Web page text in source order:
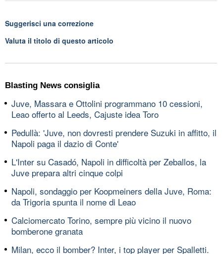
Suggerisci una correzione
Valuta il titolo di questo articolo
Blasting News consiglia
Juve, Massara e Ottolini programmano 10 cessioni,
Leao offerto al Leeds, Cajuste idea Toro
Pedullà: 'Juve, non dovresti prendere Suzuki in affitto, il
Napoli paga il dazio di Conte'
L'Inter su Casadó, Napoli in difficoltà per Zeballos, la
Juve prepara altri cinque colpi
Napoli, sondaggio per Koopmeiners della Juve, Roma:
da Trigoria spunta il nome di Leao
Calciomercato Torino, sempre più vicino il nuovo
bomberone granata
Milan, ecco il bomber? Inter, i top player per Spalletti.